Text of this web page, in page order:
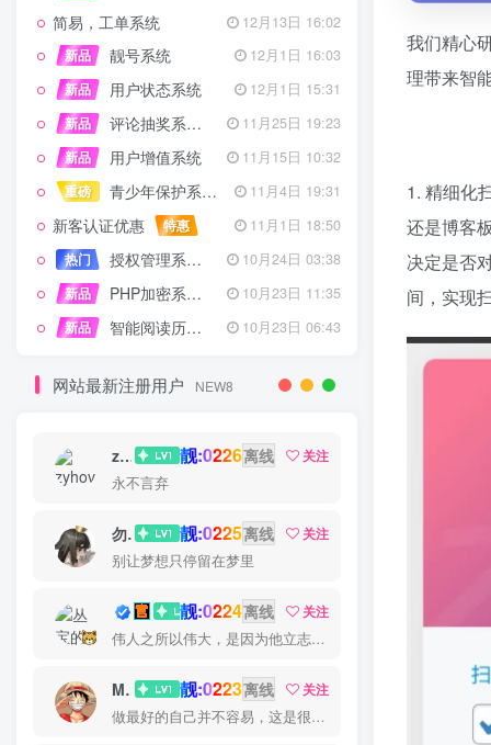
简易，工单系统
12月13日 16:02
新品
靓号系统
12月1日 16:03
新品
用户状态系统
12月1日 15:31
新品
评论抽奖系统 – 完整功能详解
11月25日 19:23
新品
用户增值系统
11月15日 10:32
重磅
青少年保护系统 专为子比主题开发 11月4日 19:31
新客认证优惠 特惠
11月1日 18:50
热门
授权管理系统子比主题专版
10月24日 03:38
新品
PHP加密系统专业版
10月23日 11:35
新品
智能阅读历史系统 10月23日 06:43
网站最新注册用户 NEW8
zyhove 靓:0226离线
关注
永不言弃
勿听 靓:0225离线
关注
别让梦想只停留在梦里
丛宝 靓:0224离线
关注
伟人之所以伟大，是因为他立志要成为伟大的人
MS-康娃 靓:0223离线
关注
做最好的自己并不容易，这是很美好的愿望，需要耐心、坚持和毅力
我们精心
理带来智
1. 精细化
还是博客
决定是否
间，实现